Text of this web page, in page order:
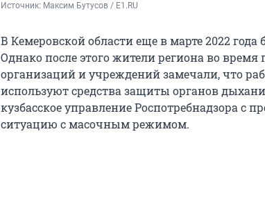
Источник: Максим Бутусов / E1.RU
В Кемеровской области еще в марте 2022
Однако после этого жители региона во
организаций и учреждений замечали, что
используют средства защиты органов
кузбасское управление Роспотребнадзора с
ситуацию с масочным режимом.